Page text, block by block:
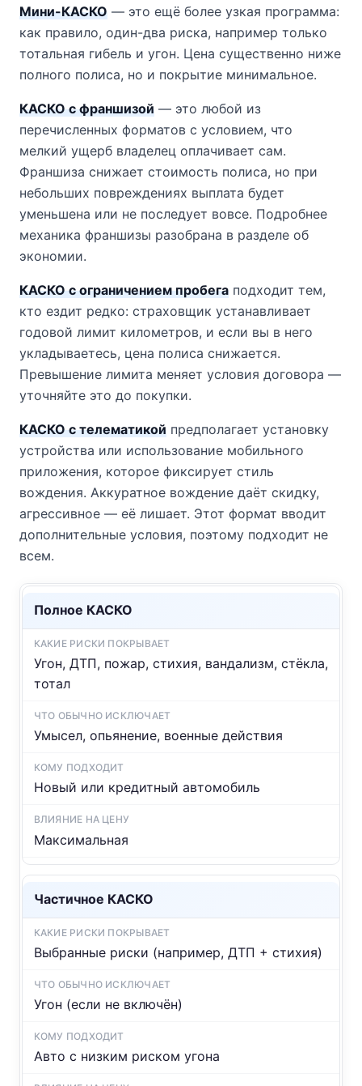
Мини-КАСКО — это ещё более узкая программа:
как правило, один-два риска, например только
тотальная гибель и угон. Цена существенно ниже
полного полиса, но и покрытие минимальное.
КАСКО с франшизой — это любой из
перечисленных форматов с условием, что
мелкий ущерб владелец оплачивает сам.
Франшиза снижает стоимость полиса, но при
небольших повреждениях выплата будет
уменьшена или не последует вовсе. Подробнее
механика франшизы разобрана в разделе об
экономии.
КАСКО с ограничением пробега подходит тем,
кто ездит редко: страховщик устанавливает
годовой лимит километров, и если вы в него
укладываетесь, цена полиса снижается.
Превышение лимита меняет условия договора —
уточняйте это до покупки.
КАСКО с телематикой предполагает установку
устройства или использование мобильного
приложения, которое фиксирует стиль
вождения. Аккуратное вождение даёт скидку,
агрессивное — её лишает. Этот формат вводит
дополнительные условия, поэтому подходит не
всем.
Полное КАСКО
Угон, ДТП, пожар, стихия, вандализм, стёкла,
тотал
Умысел, опьянение, военные действия
Новый или кредитный автомобиль
Максимальная
Частичное КАСКО
Выбранные риски (например, ДТП + стихия)
Угон (если не включён)
Авто с низким риском угона